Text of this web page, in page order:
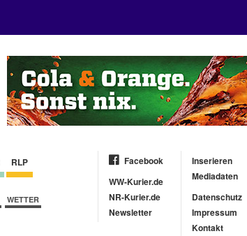
RLP
WETTER
Facebook
WW-Kurier.de
NR-Kurier.de
Newsletter
Inserieren
Mediadaten
Datenschutz
Impressum
Kontakt